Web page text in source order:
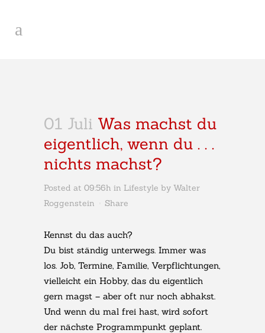
01 Juli Was machst du
eigentlich, wenn du . . .
nichts machst?
Posted at 09:56h in Lifestyle by Walter
Roggenstein
Share
Kennst du das auch?
Du bist ständig unterwegs. Immer was
los. Job, Termine, Familie, Verpflichtungen,
vielleicht ein Hobby, das du eigentlich
gern magst – aber oft nur noch abhakst.
Und wenn du mal frei hast, wird sofort
der nächste Programmpunkt geplant.